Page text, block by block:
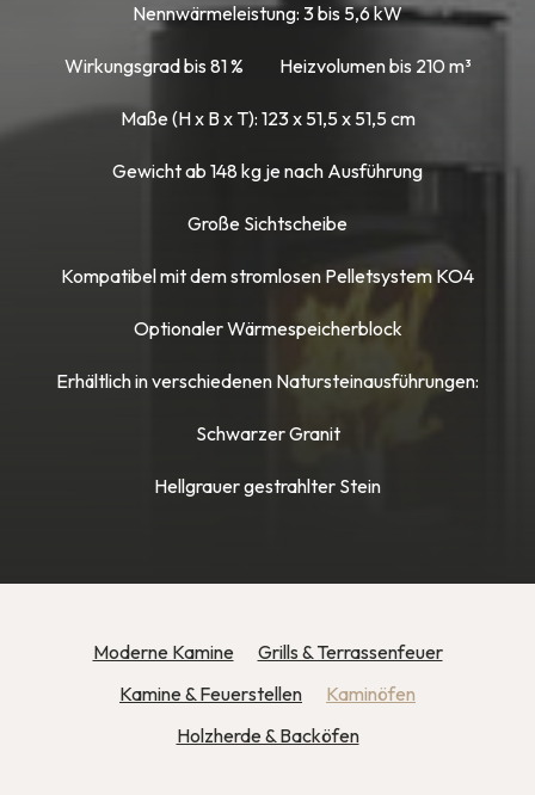
Nennwärmeleistung: 3 bis 5,6 kW
Wirkungsgrad bis 81 % Heizvolumen bis 210 m³
Maße (H x B x T): 123 x 51,5 x 51,5 cm
Gewicht ab 148 kg je nach Ausführung
Große Sichtscheibe
Kompatibel mit dem stromlosen Pelletsystem KO4
Optionaler Wärmespeicherblock
Erhältlich in verschiedenen Natursteinausführungen:
Schwarzer Granit
Hellgrauer gestrahlter Stein
Moderne Kamine
Grills & Terrassenfeuer
Kamine & Feuerstellen
Kaminöfen
Holzherde & Backöfen